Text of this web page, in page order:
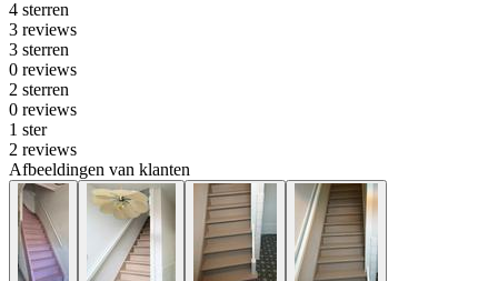
4 sterren
3 reviews
3 sterren
0 reviews
2 sterren
0 reviews
1 ster
2 reviews
Afbeeldingen van klanten